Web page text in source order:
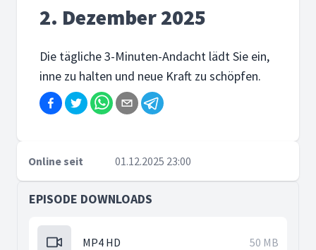
2. Dezember 2025
Die tägliche 3-Minuten-Andacht lädt Sie ein,
inne zu halten und neue Kraft zu schöpfen.
Online seit 01.12.2025 23:00
EPISODE DOWNLOADS
MP4 HD 50 MB